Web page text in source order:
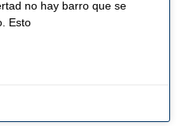
no hay barro que se
Esto